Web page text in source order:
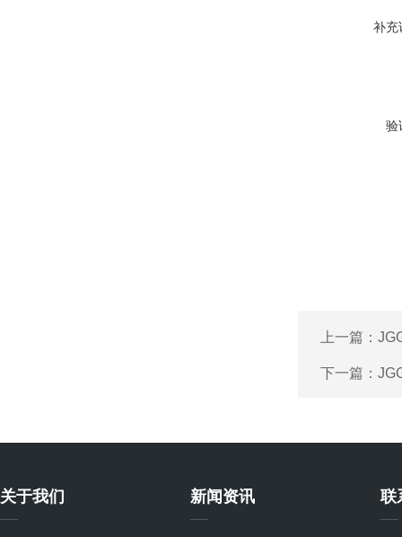
补充
验
上一篇：
下一篇：
关于我们 新闻资讯 联